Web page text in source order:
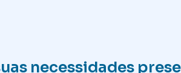
necessidades